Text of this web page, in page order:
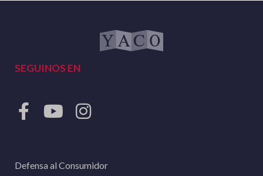
SEGUINOS EN
Defensa al Consumidor